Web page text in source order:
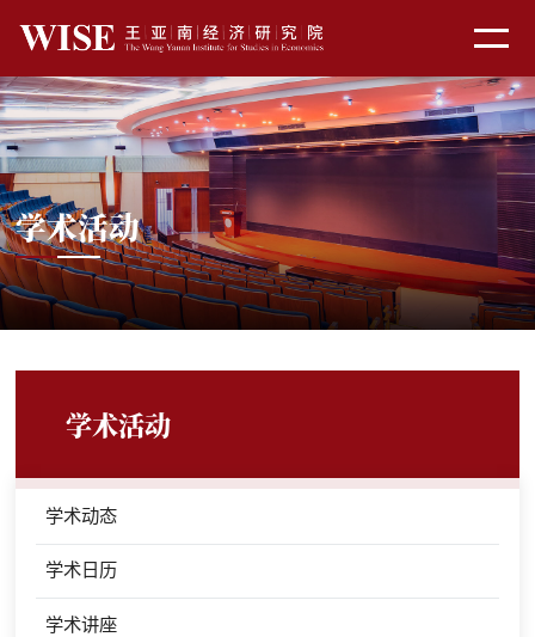
学术活动
学术活动
学术动态
学术日历
学术讲座